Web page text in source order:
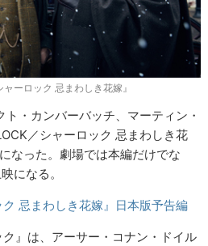
ャーロック 忌まわしき花嫁』
・カンバーバッチ、マーティン・
／シャーロック 忌まわしき花
なった。劇場では本編だけでな
になる。
ク 忌まわしき花嫁』日本版予告編
ク』は、アーサー・コナン・ドイル